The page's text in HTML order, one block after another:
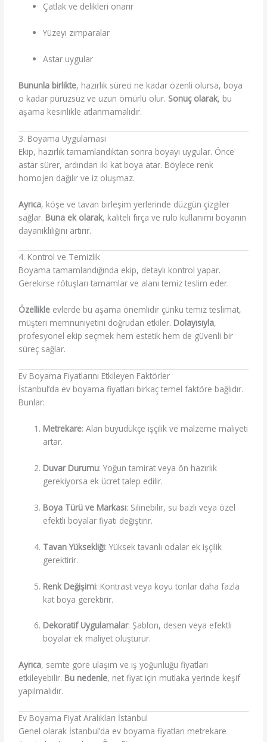
Çatlak ve delikleri onarır
Yüzeyi zımparalar
Astar uygular
Bununla birlikte, hazırlık süreci ne kadar özenli olursa, boya
o kadar pürüzsüz ve uzun ömürlü olur. Sonuç olarak, bu
aşama kesinlikle atlanmamalıdır.
3. Boyama Uygulaması
Ekip, hazırlık tamamlandıktan sonra boyayı uygular. Önce
astar sürer, ardından iki kat boya atar. Böylece renk
homojen dağılır ve iz oluşmaz.
Ayrıca, köşe ve tavan birleşim yerlerinde düzgün çizgiler
sağlar. Buna ek olarak, kaliteli fırça ve rulo kullanımı boyanın
dayanıklılığını artırır.
4. Kontrol ve Temizlik
Boyama tamamlandığında ekip, detaylı kontrol yapar.
Gerekirse rötuşları tamamlar ve alanı temiz teslim eder.
Özellikle evlerde bu aşama önemlidir çünkü temiz teslimat,
müşteri memnuniyetini doğrudan etkiler. Dolayısıyla,
profesyonel ekip seçmek hem estetik hem de güvenli bir
süreç sağlar.
Ev Boyama Fiyatlarını Etkileyen Faktörler
İstanbul’da ev boyama fiyatları birkaç temel faktöre bağlıdır.
Bunlar:
Metrekare: Alan büyüdükçe işçilik ve malzeme maliyeti
artar.
Duvar Durumu: Yoğun tamirat veya ön hazırlık
gerekiyorsa ek ücret talep edilir.
Boya Türü ve Markası: Silinebilir, su bazlı veya özel
efektli boyalar fiyatı değiştirir.
Tavan Yüksekliği: Yüksek tavanlı odalar ek işçilik
gerektirir.
Renk Değişimi: Kontrast veya koyu tonlar daha fazla
kat boya gerektirir.
Dekoratif Uygulamalar: Şablon, desen veya efektli
boyalar ek maliyet oluşturur.
Ayrıca, semte göre ulaşım ve iş yoğunluğu fiyatları
etkileyebilir. Bu nedenle, net fiyat için mutlaka yerinde keşif
yapılmalıdır.
Ev Boyama Fiyat Aralıkları İstanbul
Genel olarak İstanbul’da ev boyama fiyatları metrekare